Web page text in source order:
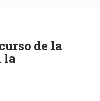
de la
la